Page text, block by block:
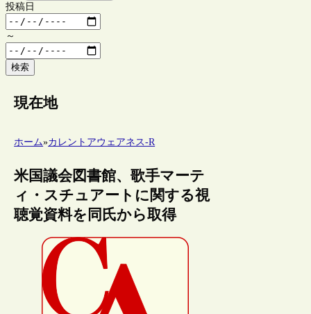
投稿日
～
検索
現在地
ホーム»カレントアウェアネス-R
米国議会図書館、歌手マーテ
ィ・スチュアートに関する視
聴覚資料を同氏から取得